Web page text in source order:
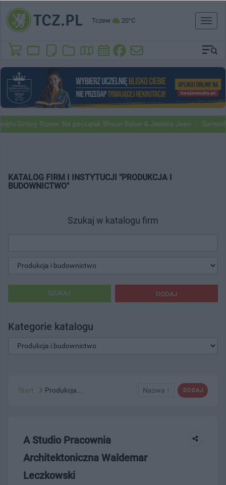
Tczew 20°C
Toggle
Gminy Tczew. Na początek Shaun Baker & Jessica Jean
KATALOG FIRM I INSTYTUCJI "PRODUKCJA I
BUDOWNICTWO"
Szukaj w katalogu firm
DODAJ
SZUKAJ
Kategorie katalogu
DODAJ
Nazwa ↑
Start Produkcja...
A Studio Pracownia
Architektoniczna Waldemar
Leczkowski